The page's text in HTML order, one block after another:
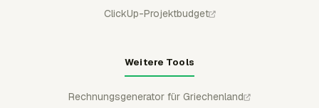
ClickUp-Projektbudget
Weitere Tools
Rechnungsgenerator für Griechenland